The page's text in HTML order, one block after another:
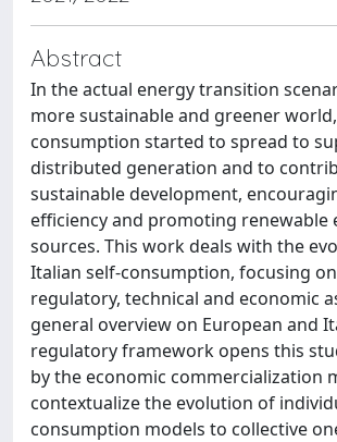
Abstract
In the actual energy transition
more sustainable and greener
consumption started to spread to
distributed generation and to
sustainable development,
efficiency and promoting renewable
sources. This work deals with the
Italian self-consumption, focusing
regulatory, technical and economic
general overview on European and
regulatory framework opens this
by the economic commercialization
contextualize the evolution of
consumption models to collective